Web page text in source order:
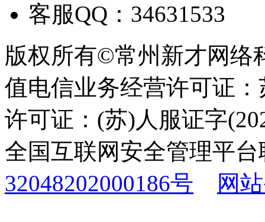
客服QQ：34631533
版权所有©常州新才网络
值电信业务经营许可证
许可证：(苏)人服证字
全国互联网安全管理平
32048202000186号
网